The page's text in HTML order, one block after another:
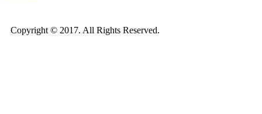
Copyright © 2017. All Rights Reserved.